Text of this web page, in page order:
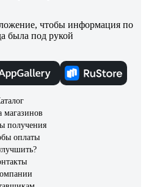
чтобы информация по
была под рукой
магазинов
получения
оплаты